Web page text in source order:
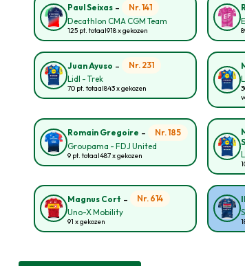
Paul Seixas -
Nr. 141
Decathlon CMA CGM Team
125 pt. totaal918 x gekozen
Juan Ayuso -
Nr. 231
Lidl - Trek
70 pt. totaal843 x gekozen
Romain Gregoire -
Nr. 185
Groupama - FDJ United
9 pt. totaal487 x gekozen
Magnus Cort -
Nr. 614
Uno-X Mobility
91 x gekozen